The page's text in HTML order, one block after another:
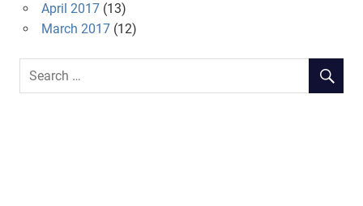
April 2017(13)
March 2017(12)